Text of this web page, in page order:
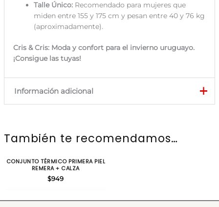
Talle Único: Recomendado para mujeres que
miden entre 155 y 175 cm y pesan entre 40 y 76 kg
(aproximadamente).
Cris & Cris: Moda y confort para el invierno uruguayo.
¡Consigue las tuyas!
Información adicional
Talla S/M, L/XL
También te recomendamos…
CONJUNTO TÉRMICO PRIMERA PIEL
REMERA + CALZA
$949